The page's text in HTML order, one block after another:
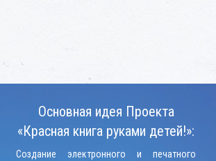
Основная идея Проекта
«Красная книга руками детей!»:
Создание электронного и печатного